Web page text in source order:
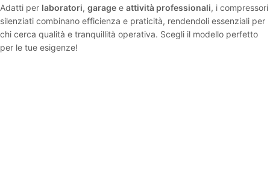
Adatti per laboratori, garage e attività professionali, i compressori
silenziati combinano efficienza e praticità, rendendoli essenziali per
chi cerca qualità e tranquillità operativa. Scegli il modello perfetto
per le tue esigenze!